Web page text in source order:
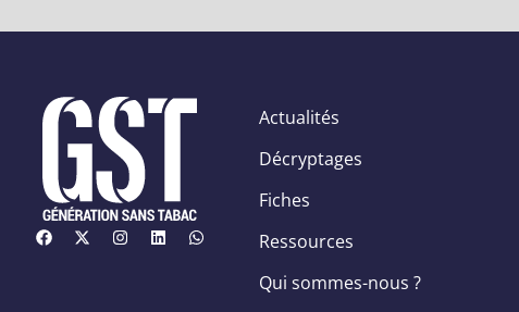
Actualités
Décryptages
Fiches
Ressources
Qui sommes-nous ?